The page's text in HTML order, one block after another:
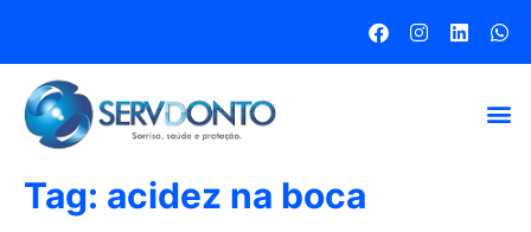
Tag: acidez na boca